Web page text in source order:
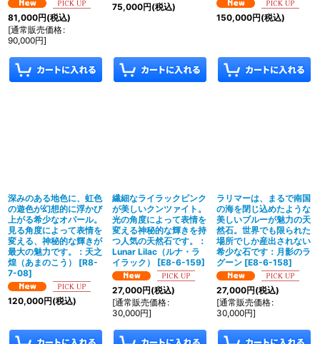
81,000円(税込)
[通常販売価格:
90,000円]
75,000円(税込)
150,000円(税込)
深みのある地色に、虹色
の遊色が幻想的に浮かび
上がる希少なオパール。
見る角度によって表情を
変える、神秘的な輝きが
最大の魅力です。：天之
煌（あまのこう）
[R8-
7-08]
120,000円(税込)
繊細なライラックピンク
が美しいクンツァイト。
光の角度によって表情を
変える神秘的な輝きを持
つ人気の天然石です。：
Lunar Lilac（ルナ・ラ
イラック）
[E8-6-159]
27,000円(税込)
[通常販売価格:
30,000円]
ラリマーは、まるで南国
の海を閉じ込めたような
美しいブルーが魅力の天
然石。世界でも限られた
場所でしか産出されない
希少な石です：月影のラ
グーン [E8-6-158]
27,000円(税込)
[通常販売価格:
30,000円]